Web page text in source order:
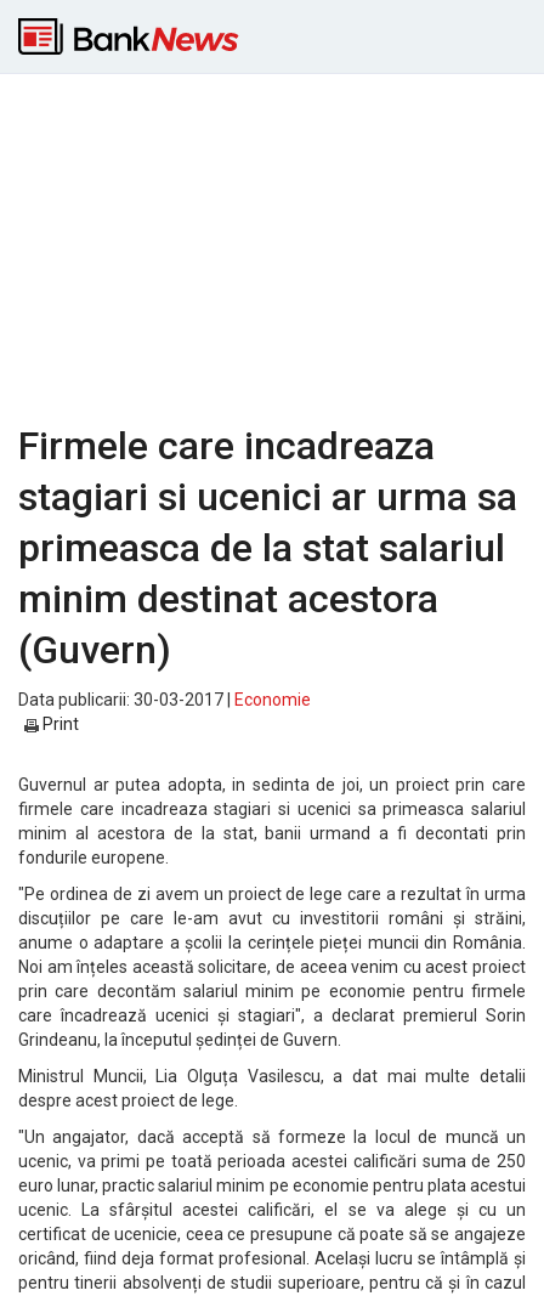
Firmele care incadreaza
stagiari si ucenici ar urma sa
primeasca de la stat salariul
minim destinat acestora
(Guvern)
Data publicarii: 30-03-2017 |
Economie
Print
Guvernul ar putea adopta, in sedinta de joi, un proiect prin care
firmele care incadreaza stagiari si ucenici sa primeasca salariul
minim al acestora de la stat, banii urmand a fi decontati prin
fondurile europene.
"Pe ordinea de zi avem un proiect de lege care a rezultat în urma
discuțiilor pe care le-am avut cu investitorii români și străini,
anume o adaptare a școlii la cerințele pieței muncii din România.
Noi am înțeles această solicitare, de aceea venim cu acest proiect
prin care decontăm salariul minim pe economie pentru firmele
care încadrează ucenici și stagiari", a declarat premierul Sorin
Grindeanu, la începutul ședinței de Guvern.
Ministrul Muncii, Lia Olguța Vasilescu, a dat mai multe detalii
despre acest proiect de lege.
"Un angajator, dacă acceptă să formeze la locul de muncă un
ucenic, va primi pe toată perioada acestei calificări suma de 250
euro lunar, practic salariul minim pe economie pentru plata acestui
ucenic. La sfârșitul acestei calificări, el se va alege și cu un
certificat de ucenicie, ceea ce presupune că poate să se angajeze
oricând, fiind deja format profesional. Același lucru se întâmplă și
pentru tinerii absolvenți de studii superioare, pentru că și în cazul